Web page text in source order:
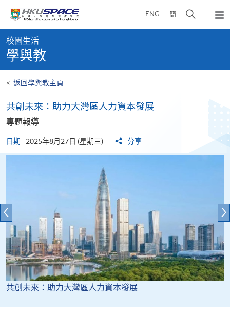
content
ENG 簡
開
彈
出
content
start
校園生活
學與教
< 返回學與教主頁
共創未來：助力大灣區人力資本發展
專題報導
日期 2025年8月27日 (星期三) 分享
共創未來：助力大灣區人力資本發展